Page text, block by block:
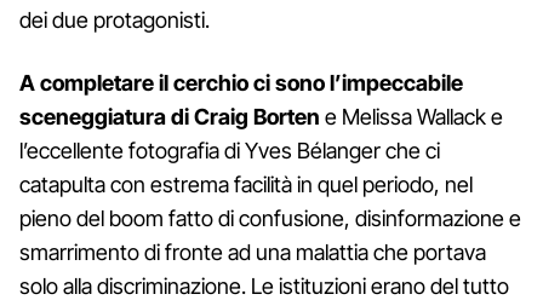
dei due protagonisti.
A completare il cerchio ci sono l’impeccabile
sceneggiatura di Craig Borten e Melissa Wallack e
l’eccellente fotografia di Yves Bélanger che ci
catapulta con estrema facilità in quel periodo, nel
pieno del boom fatto di confusione, disinformazione e
smarrimento di fronte ad una malattia che portava
solo alla discriminazione. Le istituzioni erano del tutto